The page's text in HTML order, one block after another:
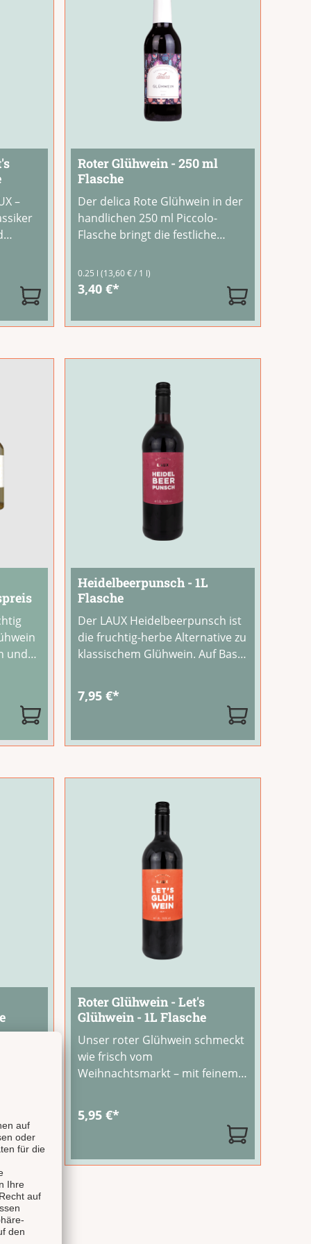
–
Roter Glühwein - 250 ml
Flasche
Der delica Rote Glühwein in der
handlichen 250 ml Piccolo-
Flasche bringt die festliche
Weihnachtsmarkts direkt in
Deine Tasse. Auf Basis von
zubereitet, entfaltet er
0.25 l (13,60 € / 1 l)
3,40 €*
und
-
Heidelbeerpunsch - 1L
Flasche
Der LAUX Heidelbeerpunsch ist
die fruchtig-herbe Alternative zu
klassischem Glühwein. Auf Basis
mit intensivem
Heidelbeergeschmack bringt er
sommerlich-fruchtige Aromen
in die kalte Jahreszeit – dabei
7,95 €*
...
von 5 von 5 Sternen
Roter Glühwein - Let's
Glühwein - 1L Flasche
Unser roter Glühwein schmeckt
wie frisch vom
Weihnachtsmarkt – mit feinem
Gewürzaromen, dabei
angenehm fruchtig-würzig und
nicht zu süß. Schon beim Öffnen
der Flasche weckt der Duft
5,95 €*